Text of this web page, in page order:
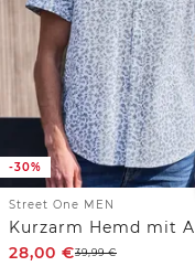
-30%
Street One MEN
28,00 €39,99€